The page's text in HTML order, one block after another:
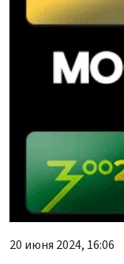
20 июня 2024, 16:06